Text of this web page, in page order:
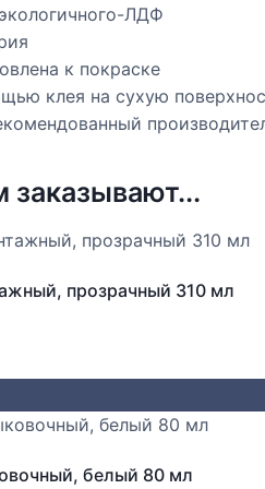
ЛДФ
к покраске
клея на сухую
заказывают...
прозрачный 310 мл
белый 80 мл